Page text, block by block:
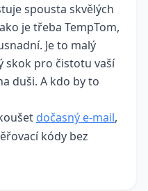
spousta skvělých
je třeba TempTom,
Je to malý
skok pro čistotu vaší
duši. A kdo by to
dočasný e‑mail,
kódy bez